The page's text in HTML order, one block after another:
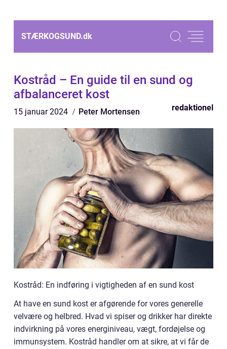
STÆRKOGSUND.dk
Kostråd – En guide til en sund og
afbalanceret kost
15 januar 2024 Peter Mortensen redaktionel
Kostråd: En indføring i vigtigheden af en sund kost
At have en sund kost er afgørende for vores generelle
velvære og helbred. Hvad vi spiser og drikker har direkte
indvirkning på vores energiniveau, vægt, fordøjelse og
immunsystem. Kostråd handler om at sikre, at vi får de